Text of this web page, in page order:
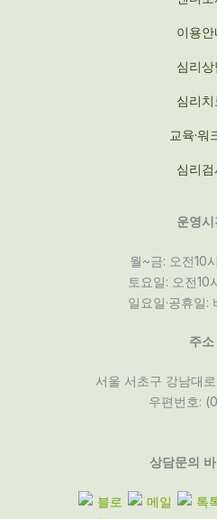
이용안
심리상
심리치
교육·워
심리검
운영시
월~금: 오전10
토요일: 오전10
일요일·공휴일:
주소
서울 서초구 강남대
우편번호:
상담문의